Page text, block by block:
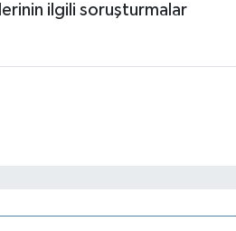
ilgili soruşturmalar